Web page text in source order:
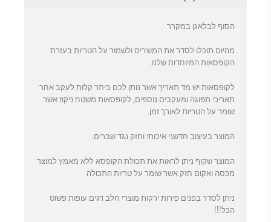
הסוף לבלאגן במקרר
מהיום תוכלו לסדר את המוצרים ולשמור על הטריות בעזרת
הקופסאות המיוחדות שלנו.
לקופסאות יש מד תאריך אשר נותן לכם ביתר קלות לעקב אחר
תאריכי תפוגה ומעקבים נוספים, לקופסאות משטח ניקוז אשר
שומר על הטריות לאורך זמן.
המוצר בעיצוב חדשני איכותי וחזק נגד שברים.
המוצר שקוף ניתן לראות את תכולת הקופסא ללא מאמץ למוצר
מכסה ואקום חזק אשר שומר על טריות התכולה
ניתן לסדר בפנים פירות ירקות מוצרי חלב דגים עופות פשוט
הכל!!!